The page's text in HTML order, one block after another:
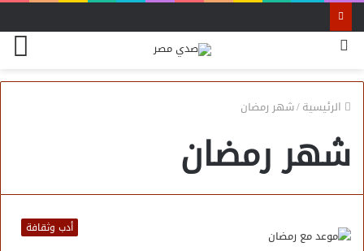
الرئيسية/شهر رمضان
شهر رمضان
أدب وثقافة